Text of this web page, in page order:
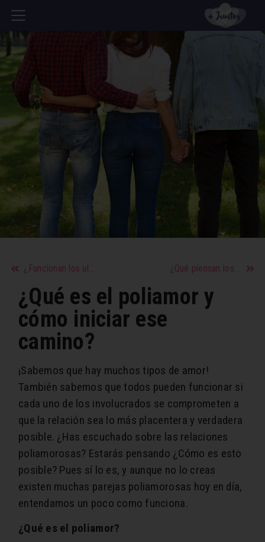
¿Funcionan los ultimátums en la pareja? ¿Qué piensan los hombres de una mujer que les gusta?
¿Qué es el poliamor y
cómo iniciar ese
camino?
¡Sabemos que hay muchos tipos de amor!
También sabemos que todos pueden funcionar si
cada uno de los involucrados se comprometen a
que la relación sea lo más placentera y verdadera
posible. ¿Has escuchado sobre las relaciones
poliamorosas? Estarás pensando ¿Cómo es esto
posible? Pues sí lo es, y aunque no lo creas
existen muchas parejas poliamorosas hoy en día,
entendamos un poco como funciona.
¿Qué es el poliamor?